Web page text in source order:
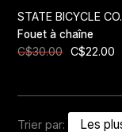
STATE BICYCLE CO.
Fouet à chaîne
C$30.00
C$22.00
Trier par: